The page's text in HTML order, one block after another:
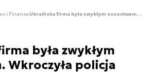
i Finanse Ukraińska firma była zwykłym oszustwem. Wkroczyła policja
była zwykłym
Wkroczyła policja